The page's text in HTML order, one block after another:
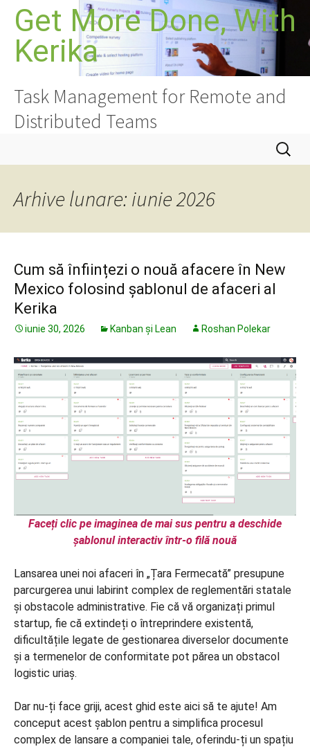
conținut
Get More Done, With
Kerika
Task Management for Remote and
Distributed Teams
Caută
după:
Arhive lunare: iunie 2026
Cum să înființezi o nouă afacere în New
Mexico folosind șablonul de afaceri al
Kerika
iunie 30, 2026 Kanban și Lean Roshan Polekar
Faceți clic pe imaginea de mai sus pentru a deschide
șablonul interactiv într-o filă nouă
Lansarea unei noi afaceri în „Țara Fermecată” presupune
parcurgerea unui labirint complex de reglementări statale
și obstacole administrative. Fie că vă organizați primul
startup, fie că extindeți o întreprindere existentă,
dificultățile legate de gestionarea diverselor documente
și a termenelor de conformitate pot părea un obstacol
logistic uriaș.
Dar nu-ți face griji, acest ghid este aici să te ajute! Am
conceput acest șablon pentru a simplifica procesul
complex de lansare a companiei tale, oferindu-ți un spațiu